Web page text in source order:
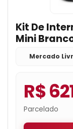
Kit De
Mini
Mercado
R$
Parcelado